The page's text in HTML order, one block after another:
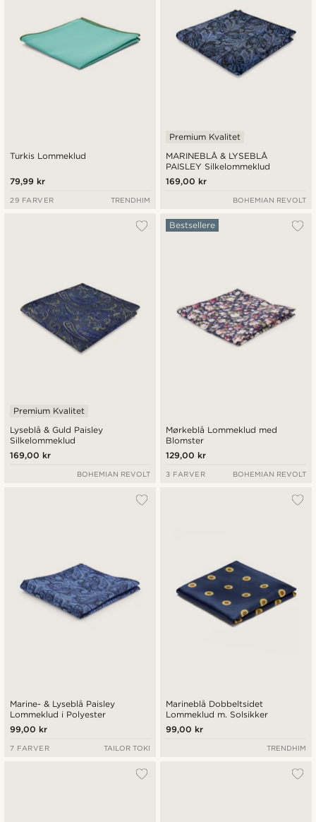
Turkis Lommeklud
79,99 kr
29 FARVER TRENDHIM
MARINEBLÅ & LYSEBLÅ
PAISLEY Silkelommeklud
Premium Kvalitet
169,00 kr
BOHEMIAN REVOLT
Lyseblå & Guld Paisley
Silkelommeklud
Premium Kvalitet
169,00 kr
BOHEMIAN REVOLT
Mørkeblå Lommeklud med
Blomster
Bestsellere
129,00 kr
3 FARVER BOHEMIAN REVOLT
Marine- & Lyseblå Paisley
Lommeklud i Polyester
99,00 kr
7 FARVER TAILOR TOKI
Marineblå Dobbeltsidet
Lommeklud m. Solsikker
99,00 kr
TRENDHIM